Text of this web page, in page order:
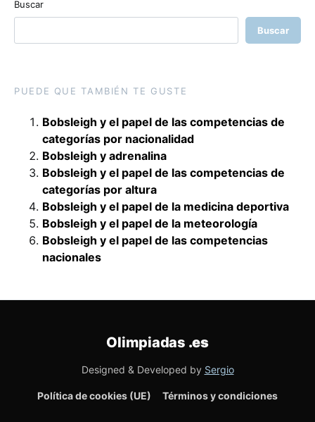
Buscar
Buscar
PUEDE QUE TAMBIÉN TE GUSTE
Bobsleigh y el papel de las competencias de
categorías por nacionalidad
Bobsleigh y adrenalina
Bobsleigh y el papel de las competencias de
categorías por altura
Bobsleigh y el papel de la medicina deportiva
Bobsleigh y el papel de la meteorología
Bobsleigh y el papel de las competencias
nacionales
Política de cookies (UE) Términos y condiciones
Olimpiadas .es
Designed & Developed by Sergio